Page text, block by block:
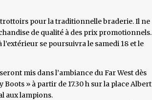
pour la traditionnelle braderie. Il ne
de qualité à des prix promotionnels.
se poursuivra le samedi 18 et le
mis dans l’ambiance du Far West dès
» à partir de 17.30 h sur la place Albert
aux lampions.